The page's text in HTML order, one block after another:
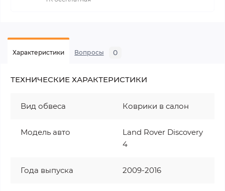
Характеристики Вопросы 0
ТЕХНИЧЕСКИЕ ХАРАКТЕРИСТИКИ
Вид обвеса Коврики в салон
Модель авто
Land Rover Discovery
4
Года выпуска 2009-2016